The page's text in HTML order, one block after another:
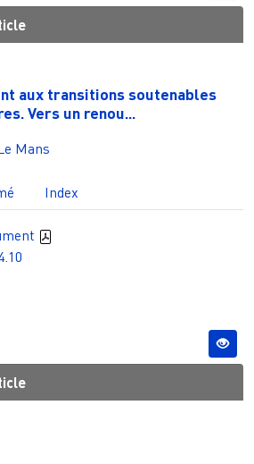
aux transitions soutenables
Vers un renou...
Mans
Index